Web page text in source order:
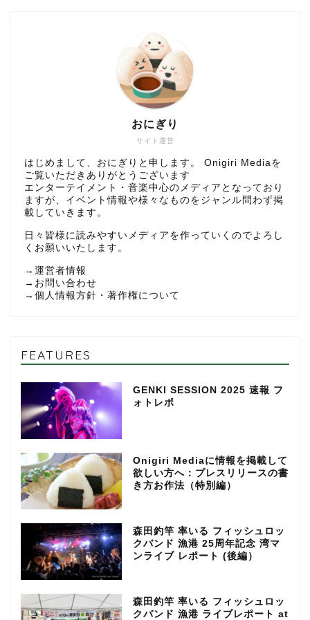
サイト運営
おにぎり
はじめまして、おにぎりと申します。 Onigiri Mediaを
ご覧いただきありがとうございます
エンターテイメント・音楽中心のメディアとなっており
ますが、イベント情報や様々なものをジャンル問わず掲
載していきます。
日々皆様に読みやすいメディアを作っていくのでよろし
くお願いいたします。
→ 運営者情報
→ お問い合わせ
→ 個人情報方針・著作権について
FEATURES
GENKI SESSION 2025 速報 フ
ォトレポ
Onigiri Mediaに情報を掲載して
欲しい方へ：プレスリリースの書
き方お作法（特別編）
森田釣竿 率いる フィッシュロッ
クバンド 漁港 25周年記念 湾マ
ンライブ レポート (後編）
森田釣竿 率いる フィッシュロッ
クバンド 漁港 ライブレポート at